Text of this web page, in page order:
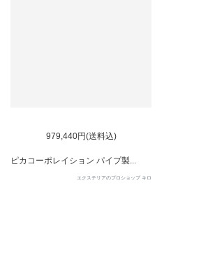
979,440円(送料込)
ピカコーポレイション パイプ製...
エクステリアのプロショップ キロ